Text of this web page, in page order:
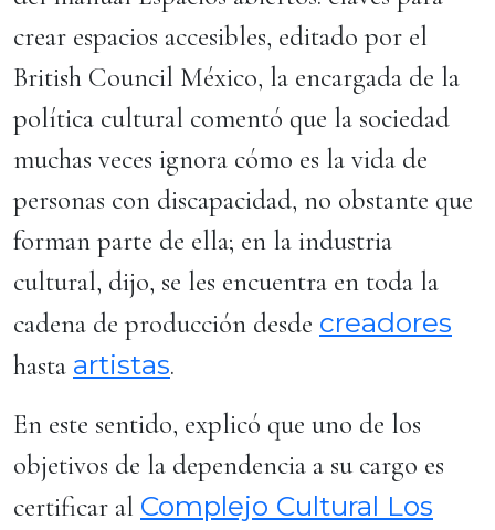
crear espacios accesibles, editado por el
British Council México, la encargada de la
política cultural comentó que la sociedad
muchas veces ignora cómo es la vida de
personas con discapacidad, no obstante que
forman parte de ella; en la industria
cultural, dijo, se les encuentra en toda la
cadena de producción desde creadores
hasta artistas.
En este sentido, explicó que uno de los
objetivos de la dependencia a su cargo es
certificar al Complejo Cultural Los